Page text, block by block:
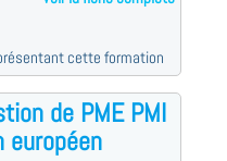
cette formation
de PME PMI
européen